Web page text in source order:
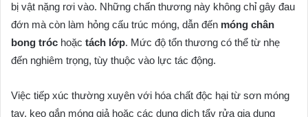
bị vật nặng rơi vào. Những chấn thương này không chỉ gây đau
đớn mà còn làm hỏng cấu trúc móng, dẫn đến móng chân
bong tróc hoặc tách lớp. Mức độ tổn thương có thể từ nhẹ
đến nghiêm trọng, tùy thuộc vào lực tác động.
Việc tiếp xúc thường xuyên với hóa chất độc hại từ sơn móng
tay, keo gắn móng giả hoặc các dung dịch tẩy rửa gia dụng